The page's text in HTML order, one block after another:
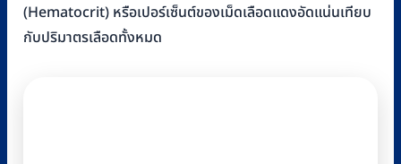
(Hematocrit) หรือเปอร์เซ็นต์ของเม็ดเลือดแดงอัดแน่นเทียบ
กับปริมาตรเลือดทั้งหมด